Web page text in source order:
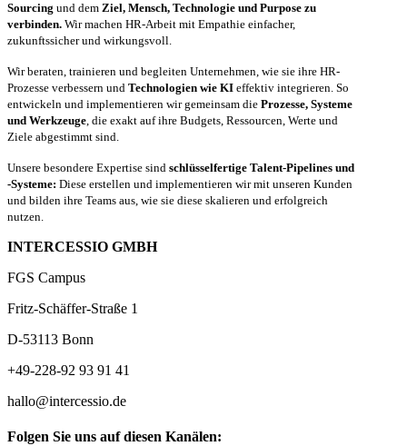
Sourcing und dem Ziel, Mensch, Technologie und Purpose zu
verbinden. Wir machen HR-Arbeit mit Empathie einfacher,
zukunftssicher und wirkungsvoll.
Wir beraten, trainieren und begleiten Unternehmen, wie sie ihre HR-
Prozesse verbessern und Technologien wie KI effektiv integrieren. So
entwickeln und implementieren wir gemeinsam die Prozesse, Systeme
und Werkzeuge, die exakt auf ihre Budgets, Ressourcen, Werte und
Ziele abgestimmt sind.
Unsere besondere Expertise sind schlüsselfertige Talent-Pipelines und
-Systeme: Diese erstellen und implementieren wir mit unseren Kunden
und bilden ihre Teams aus, wie sie diese skalieren und erfolgreich
nutzen.
INTERCESSIO GMBH
FGS Campus
Fritz-Schäffer-Straße 1
D-53113 Bonn
+49-228-92 93 91 41
hallo@intercessio.de
Folgen Sie uns auf diesen Kanälen: